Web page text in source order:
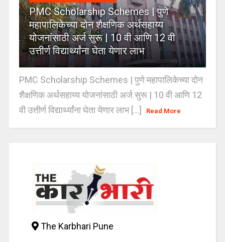
PMC Scholarship Schemes | पुणे
महापालिकेच्या दोन शैक्षणिक अर्थसहाय्य
योजनांसाठी अर्ज सुरू | 10 वी आणि 12 वी
उत्तीर्ण विद्यार्थ्यांना घेता येणार लाभ
PMC Scholarship Schemes | पुणे महापालिकेच्या दोन
शैक्षणिक अर्थसहाय्य योजनांसाठी अर्ज सुरू | 10 वी आणि 12
वी उत्तीर्ण विद्यार्थ्यांना घेता येणार लाभ [...]
Read More
The Karbhari Pune